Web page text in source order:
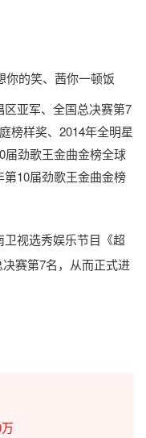
你的笑、茜你一顿饭
亚军、全国总决赛第7
榜样奖、2014年全明星
届劲歌王金曲金榜全球
10届劲歌王金曲金榜
卫视选秀娱乐节目《超
赛第7名，从而正式进